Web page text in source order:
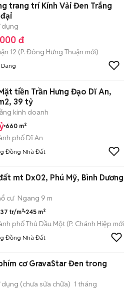
trang trí Kính Vải Đen Trắng
dụng
đ
12 (P. Đông Hưng Thuận mới)
tiền Trần Hưng Đạo Dĩ An,
39 tỷ
kinh doanh
660 m²
phố Dĩ An
Đồng Nhà Đất
mt Dx02, Phú Mỹ, Bình Dương
cư Ngang 9 m
37 tr/m² 245 m²
phố Thủ Dầu Một (P. Chánh Hiệp mới)
Đồng Nhà Đất
cơ GravaStar Đen trong
(chưa sửa chữa) 1 tháng